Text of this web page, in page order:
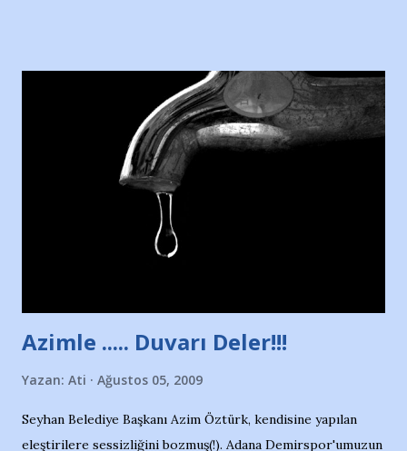
Nesrin’in Hikayesi’ne başlıyorum… 1964 Adana Yüzme
havuzunun kenarında 7 yaşında kara kuru bir kız çocuğu
duruyor. Havuzun içinde Adana Demirspor Kulübü
yüzücüleri. Erkekler çoğunlukta. Küçük kız etrafına bakıyor.
Sadece 4 kız çocuğu var. Nesrin, Adana Demirspor’un 4
kızından biri oluyor o gün…Giriyor havuza. 1973 – 1975
Adana Nesrin, 16 yaşında. Yüzüyor. 7 yaşında girdiği
Türkiye 3.lüğü var. 17 yaşında mar...
Azimle ..... Duvarı Deler!!!
Yazan: Ati Ağustos 05, 2009
Seyhan Belediye Başkanı Azim Öztürk, kendisine yapılan
eleştirilere sessizliğini bozmuş(!). Adana Demirspor'umuzun